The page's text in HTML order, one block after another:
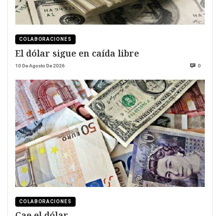
COLABORACIONES
El dólar sigue en caída libre
10 De Agosto De 2026 0
COLABORACIONES